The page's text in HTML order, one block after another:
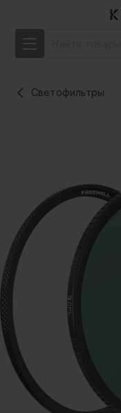
Светофильтры